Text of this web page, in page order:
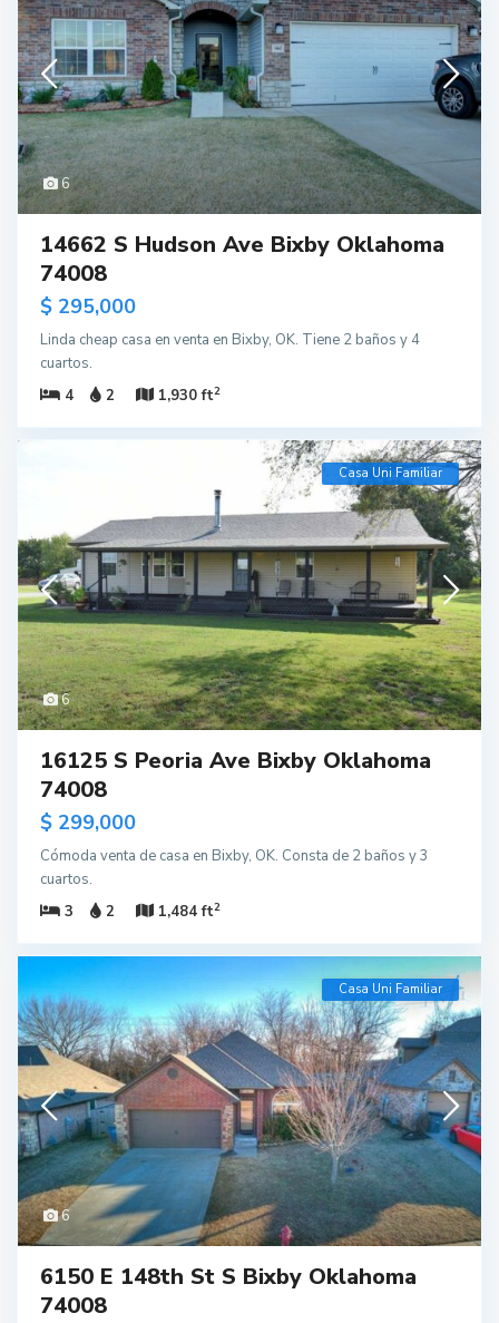
6
14662 S Hudson Ave Bixby Oklahoma
74008
$ 295,000
Linda cheap casa en venta en Bixby, OK. Tiene 2 baños y 4
cuartos.
4
2 1,930 ft2
6
Casa Uni Familiar
16125 S Peoria Ave Bixby Oklahoma
74008
$ 299,000
Cómoda venta de casa en Bixby, OK. Consta de 2 baños y 3
cuartos.
3
2 1,484 ft2
6
Casa Uni Familiar
6150 E 148th St S Bixby Oklahoma
74008